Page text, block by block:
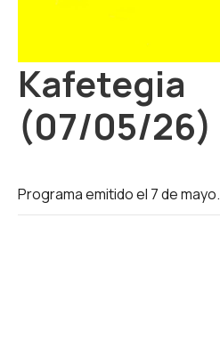
Kafetegia
(07/05/26)
Programa emitido el 7 de mayo.